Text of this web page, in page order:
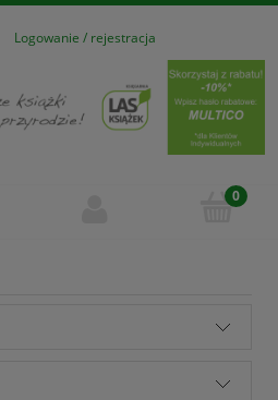
Logowanie / rejestracja